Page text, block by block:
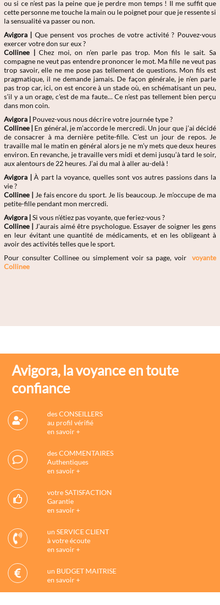
ou si ce n’est pas la peine que je perdre mon temps ! Il me suffit que
cette personne me touche la main ou le poignet pour que je ressente si
la sensualité va passer ou non.
Avigora | Que pensent vos proches de votre activité ? Pouvez-vous
exercer votre don sur eux ?
Collinee | Chez moi, on n’en parle pas trop. Mon fils le sait. Sa
compagne ne veut pas entendre prononcer le mot. Ma fille ne veut pas
trop savoir, elle ne me pose pas tellement de questions. Mon fils est
pragmatique, il ne demande jamais. De façon générale, je n’en parle
pas trop car, ici, on est encore à un stade où, en schématisant un peu,
s’il y a un orage, c’est de ma faute… Ce n’est pas tellement bien perçu
dans mon coin.
Avigora | Pouvez-vous nous décrire votre journée type ?
Collinee | En général, je m’accorde le mercredi. Un jour que j’ai décidé
de consacrer à ma dernière petite-fille. C’est un jour de repos. Je
travaille mal le matin en général alors je ne m’y mets que deux heures
environ. En revanche, je travaille vers midi et demi jusqu’à tard le soir,
aux alentours de 22 heures. J’ai du mal à aller au-delà !
Avigora |À part la voyance, quelles sont vos autres passions dans la
vie ?
Collinee | Je fais encore du sport. Je lis beaucoup. Je m’occupe de ma
petite-fille pendant mon mercredi.
Avigora | Si vous n’étiez pas voyante, que feriez-vous ?
Collinee | J’aurais aimé être psychologue. Essayer de soigner les gens
en leur évitant une quantité de médicaments, et en les obligeant à
avoir des activités telles que le sport.
Pour consulter Collinee ou simplement voir sa page, voir
voyante
Collinee
Avigora, la voyance en toute
confiance
des CONSEILLERS
au profil vérifié
en savoir +
des COMMENTAIRES
Authentiques
en savoir +
votre SATISFACTION
Garantie
en savoir +
un SERVICE CLIENT
à votre écoute
en savoir +
un BUDGET MAITRISE
en savoir +